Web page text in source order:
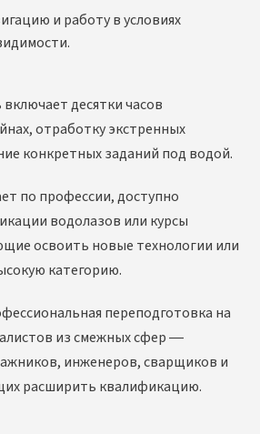
и работу в условиях
десятки часов
отработку экстренных
конкретных заданий под водой.
по профессии, доступно
водолазов или курсы
освоить новые технологии или
категорию.
переподготовка на
из смежных сфер —
инженеров, сварщиков и
расширить квалификацию.